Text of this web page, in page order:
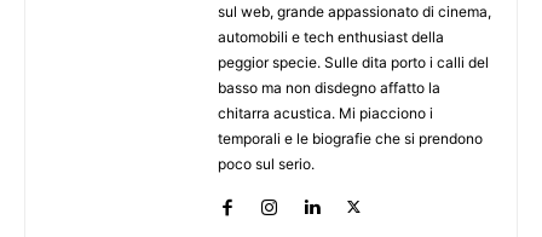
sul web, grande appassionato di cinema,
automobili e tech enthusiast della
peggior specie. Sulle dita porto i calli del
basso ma non disdegno affatto la
chitarra acustica. Mi piacciono i
temporali e le biografie che si prendono
poco sul serio.